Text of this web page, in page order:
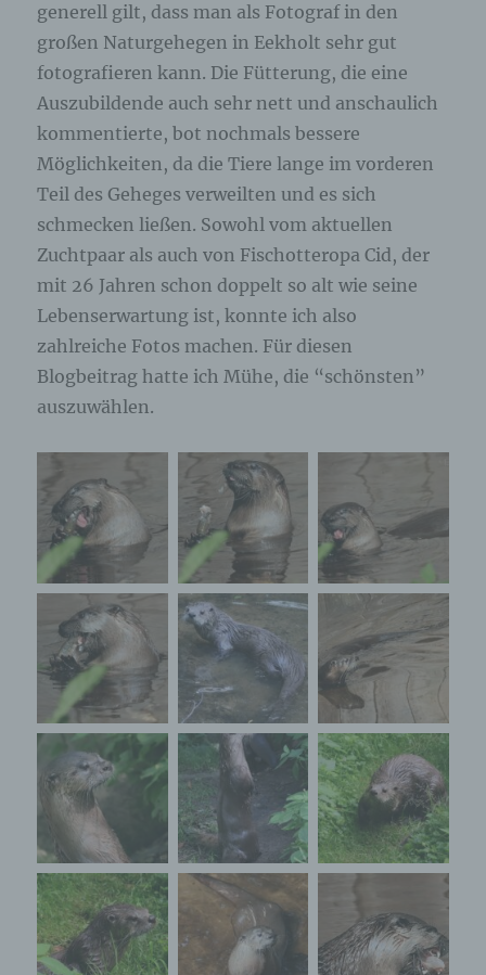
generell gilt, dass man als Fotograf in den
großen Naturgehegen in Eekholt sehr gut
fotografieren kann. Die Fütterung, die eine
Auszubildende auch sehr nett und anschaulich
kommentierte, bot nochmals bessere
Möglichkeiten, da die Tiere lange im vorderen
Teil des Geheges verweilten und es sich
schmecken ließen. Sowohl vom aktuellen
Zuchtpaar als auch von Fischotteropa Cid, der
mit 26 Jahren schon doppelt so alt wie seine
Lebenserwartung ist, konnte ich also
zahlreiche Fotos machen. Für diesen
Blogbeitrag hatte ich Mühe, die “schönsten”
auszuwählen.